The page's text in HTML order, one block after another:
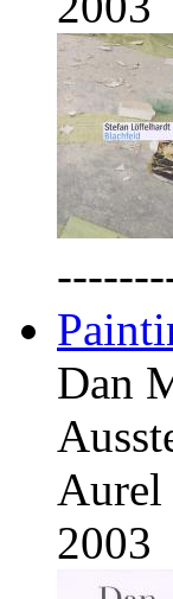
Dan
2003